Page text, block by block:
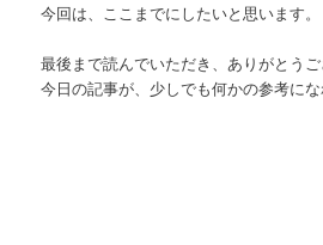
今回は、ここまでにしたいと思います。
最後まで読んでいただき、ありがとうご
今日の記事が、少しでも何かの参考にな